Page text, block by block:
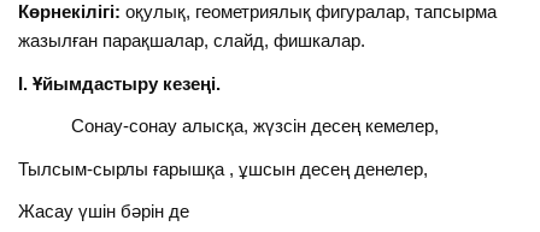
Көрнекілігі: оқулық, геометриялық фигуралар, тапсырма
жазылған парақшалар, слайд, фишкалар.
І. Ұйымдастыру кезеңі.
Сонау-сонау алысқа, жүзсін десең кемелер,
Тылсым-сырлы ғарышқа , ұшсын десең денелер,
Жасау үшін бәрін де